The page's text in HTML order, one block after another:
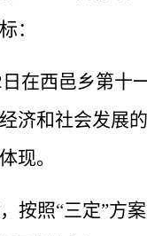
：
日在西邑乡第十
济和社会发展
现。
按照“三定”方